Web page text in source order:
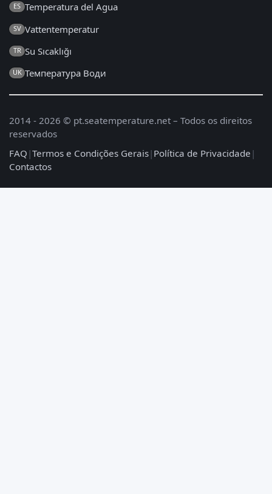
ES Temperatura del Agua
SV Vattentemperatur
TR Su Sıcaklığı
UK Температура Води
2014 - 2026 © pt.seatemperature.net – Todos os direitos
reservados
FAQ |Termos e Condições Gerais| Política de Privacidade |
Contactos